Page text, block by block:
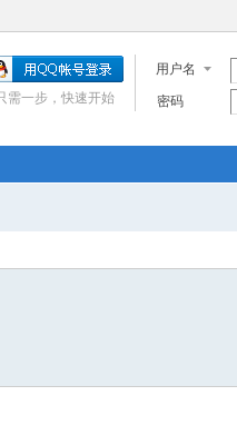
用户名
密码
需一步，快速开始